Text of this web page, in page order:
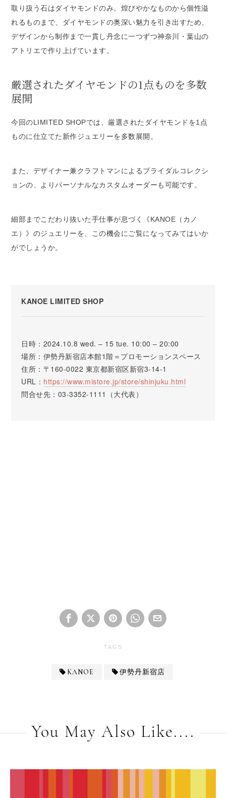
取り扱う石はダイヤモンドのみ。煌びやかなものから個性溢
れるものまで、ダイヤモンドの奥深い魅力を引き出すため、
デザインから制作まで一貫し丹念に一つずつ神奈川・葉山の
アトリエで作り上げています。
厳選されたダイヤモンドの1点ものを多数
展開
今回のLIMITED SHOPでは、厳選されたダイヤモンドを1点
ものに仕立てた新作ジュエリーを多数展開。
また、デザイナー兼クラフトマンによるブライダルコレクシ
ョンの、よりパーソナルなカスタムオーダーも可能です。
細部までこだわり抜いた手仕事が息づく《KANOE（カノ
エ）》のジュエリーを、この機会にご覧になってみてはいか
がでしょうか。
KANOE LIMITED SHOP
日時：2024.10.8 wed. – 15 tue. 10:00 – 20:00
場所：伊勢丹新宿店本館1階＝プロモーションスペース
住所：〒160-0022 東京都新宿区新宿3-14-1
URL： https://www.mistore.jp/store/shinjuku.html
問合せ先：03-3352-1111（大代表）
TAGS
KANOE 伊勢丹新宿店
You May Also Like....